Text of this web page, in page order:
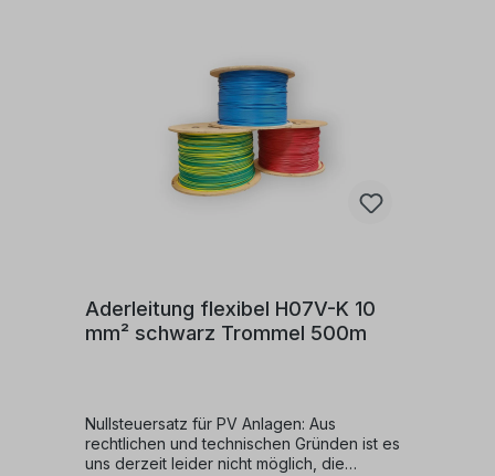
Verlegung in Rohren, auf, in und unter Putz
sowie in geschlossenen
Installationskanälen.Es eignet sich zur
inneren Verdrahtung von Geräten, in
Schaltanlagen und Verteilungen.Darüber
hinaus kann es geschützt in und an
Leuchten verlegt werden.Zulässige
Aderleitung flexibel H07V-K 10
mm² schwarz Trommel 500m
Nullsteuersatz für PV Anlagen: Aus
rechtlichen und technischen Gründen ist es
uns derzeit leider nicht möglich, die